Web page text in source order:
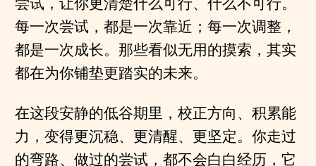
尝试，让你更清楚什么可行、什么不可行。
每一次尝试，都是一次靠近；每一次调整，
都是一次成长。那些看似无用的摸索，其实
都在为你铺垫更踏实的未来。
在这段安静的低谷期里，校正方向、积累能
力，变得更沉稳、更清醒、更坚定。你走过
的弯路、做过的尝试，都不会白白经历，它